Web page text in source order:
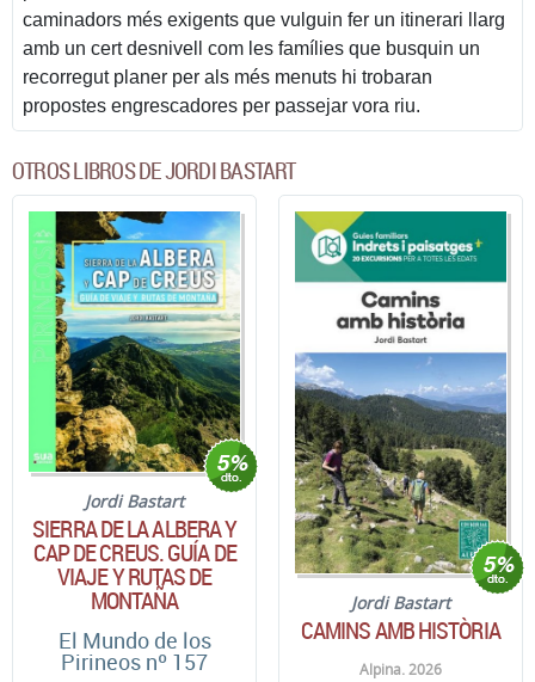
caminadors més exigents que vulguin fer un itinerari llarg
amb un cert desnivell com les famílies que busquin un
recorregut planer per als més menuts hi trobaran
propostes engrescadores per passejar vora riu.
OTROS LIBROS DE JORDI BASTART
Jordi Bastart
SIERRA DE LA ALBERA Y
CAP DE CREUS. GUÍA DE
VIAJE Y RUTAS DE
MONTAÑA
El Mundo de los
Pirineos nº 157
Jordi Bastart
CAMINS AMB HISTÒRIA
Alpina. 2026